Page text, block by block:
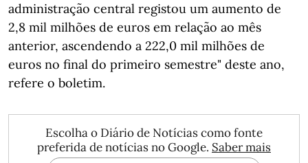
administração central registou um aumento de
2,8 mil milhões de euros em relação ao mês
anterior, ascendendo a 222,0 mil milhões de
euros no final do primeiro semestre" deste ano,
refere o boletim.
Escolha o Diário de Notícias como fonte
preferida de notícias no Google. Saber mais